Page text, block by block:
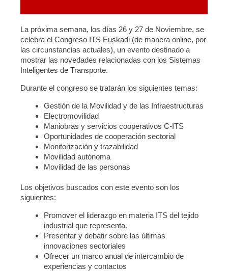
La próxima semana, los días 26 y 27 de Noviembre, se
celebra el Congreso ITS Euskadi (de manera online, por
las circunstancias actuales), un evento destinado a
mostrar las novedades relacionadas con los Sistemas
Inteligentes de Transporte.
Durante el congreso se tratarán los siguientes temas:
Gestión de la Movilidad y de las Infraestructuras
Electromovilidad
Maniobras y servicios cooperativos C-ITS
Oportunidades de cooperación sectorial
Monitorización y trazabilidad
Movilidad autónoma
Movilidad de las personas
Los objetivos buscados con este evento son los
siguientes:
Promover el liderazgo en materia ITS del tejido
industrial que representa.
Presentar y debatir sobre las últimas
innovaciones sectoriales
Ofrecer un marco anual de intercambio de
experiencias y contactos